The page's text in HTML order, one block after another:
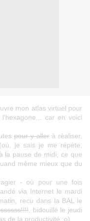
mon atlas virtuel pour
car en voici
pour y allerà réaliser,
je sais je me répète,
la pause de midi, ce que
même mieux que du
- où pour une fois
via Internet le mardi
recu dans la BAL le
, bidouillé le jeudi
de la productivité ;o)